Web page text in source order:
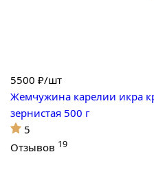
5500 ₽/шт
Жемчужина карелии икра
зернистая 500 г
5
Отзывов 19